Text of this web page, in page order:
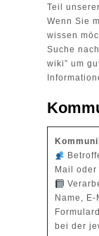
Teil
Wenn Sie
wissen
Suche
wiki” um
Mail
Name,
bei der